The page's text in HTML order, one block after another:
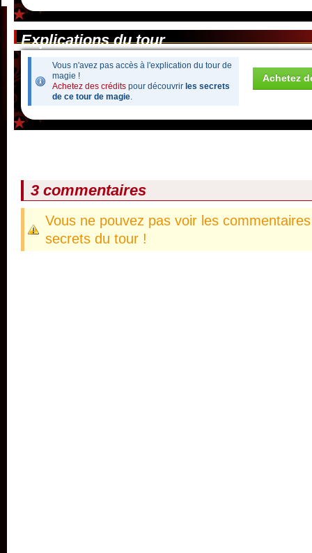
Explications du tour
Vous n'avez pas accès à l'explication du tour de
magie !
Achetez des crédits pour découvrir les secrets
de ce tour de magie.
Achetez
3 commentaires
Vous ne pouvez pas voir les
secrets du tour !